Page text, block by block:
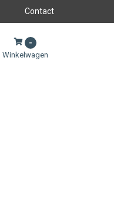
Contact
-
Winkelwagen